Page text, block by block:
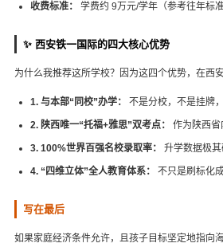
收费标准： 学费约 9万元/学年（参考往年标准
✨ 西安铁一国际的四大核心优势
为什么我推荐这所学校？因为这四个优势，在西
1. 与本部“同校”办学： 不是分校，不是挂牌
2. 陕西唯一“托福+雅思”双考点： 作为陕西省
3. 100%世界百强名校录取率： 升学数据极
4. “四维立体”全人教育体系： 不只是刷标化
写在最后
如果家庭经济条件允许，且孩子目标坚定地指向